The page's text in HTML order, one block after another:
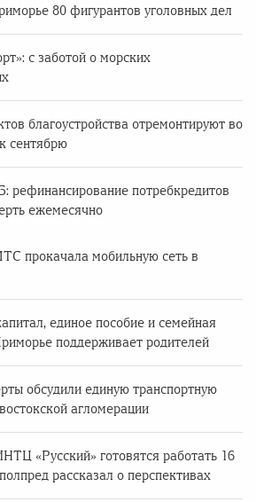
80 фигурантов уголовных дел
с заботой о морских
благоустройства отремонтируют во
сентябрю
рефинансирование потребкредитов
ежемесячно
прокачала мобильную сеть в
единое пособие и семейная
поддерживает родителей
обсудили единую транспортную
агломерации
«Русский» готовятся работать 16
рассказал о перспективах